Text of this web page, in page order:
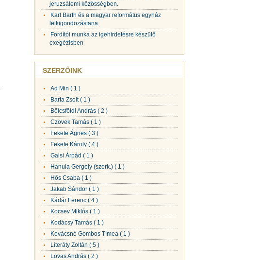
jeruzsálemi közösségben.
Karl Barth és a magyar református egyház
lelkigondozástana
Fordítói munka az igehirdetésre készülő
exegézisben
SZERZŐINK
Ad Min ( 1 )
Barta Zsolt( 1 )
Bölcsföldi András ( 2 )
Czövek Tamás ( 1 )
Fekete Ágnes ( 3 )
Fekete Károly ( 4 )
Galsi Árpád ( 1 )
Hanula Gergely (szerk.) ( 1 )
Hős Csaba ( 1 )
Jakab Sándor ( 1 )
Kádár Ferenc ( 4 )
Kocsev Miklós ( 1 )
Kodácsy Tamás ( 1 )
Kovácsné Gombos Tímea ( 1 )
Literáty Zoltán ( 5 )
Lovas András ( 2 )